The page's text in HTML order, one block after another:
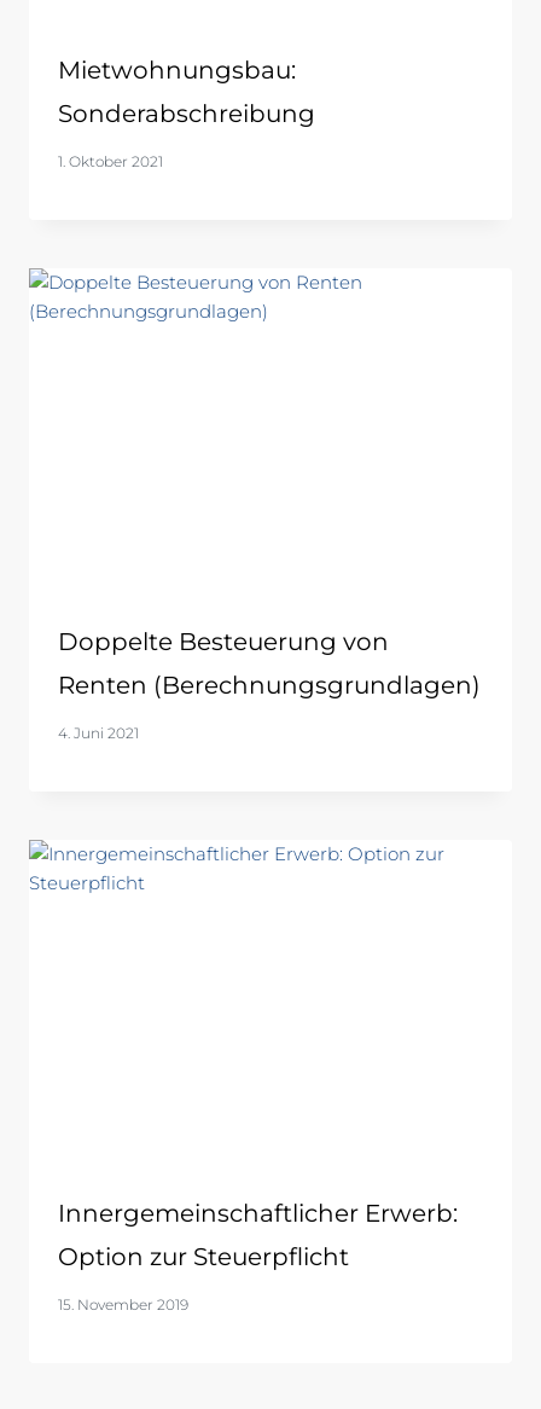
Mietwohnungsbau:
Sonderabschreibung
1. Oktober 2021
Doppelte Besteuerung von
Renten (Berechnungsgrundlagen)
4. Juni 2021
Innergemeinschaftlicher Erwerb:
Option zur Steuerpflicht
15. November 2019